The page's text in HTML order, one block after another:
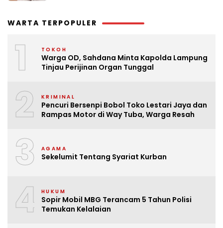
WARTA TERPOPULER
1 TOKOH
Warga OD, Sahdana Minta Kapolda Lampung
Tinjau Perijinan Organ Tunggal
2 KRIMINAL
Pencuri Bersenpi Bobol Toko Lestari Jaya dan
Rampas Motor di Way Tuba, Warga Resah
3 AGAMA
Sekelumit Tentang Syariat Kurban
4 HUKUM
Sopir Mobil MBG Terancam 5 Tahun Polisi
Temukan Kelalaian